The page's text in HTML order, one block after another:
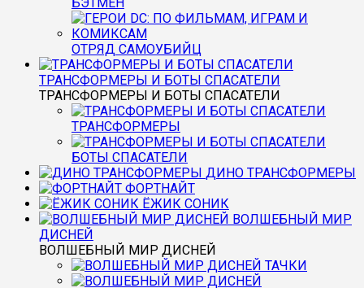
БЭТМЕН
ОТРЯД САМОУБИЙЦ
ТРАНСФОРМЕРЫ И БОТЫ СПАСАТЕЛИ
ТРАНСФОРМЕРЫ И БОТЫ СПАСАТЕЛИ
ТРАНСФОРМЕРЫ
БОТЫ СПАСАТЕЛИ
ДИНО ТРАНСФОРМЕРЫ
ФОРТНАЙТ
ЁЖИК СОНИК
ВОЛШЕБНЫЙ МИР
ДИСНЕЙ
ВОЛШЕБНЫЙ МИР ДИСНЕЙ
ТАЧКИ